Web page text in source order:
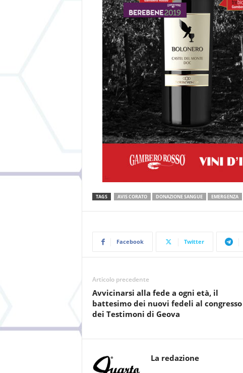
TAGS AVIS CORATO DONAZIONE SANGUE EMERGENZA
Facebook Twitter
Articolo precedente
Avvicinarsi alla fede a ogni età, il
battesimo dei nuovi fedeli al congresso
dei Testimoni di Geova
La redazione